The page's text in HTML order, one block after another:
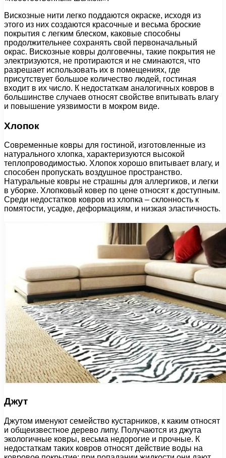
Вискозные нити легко поддаются окраске, исходя из
этого из них создаются красочные и весьма броские
покрытия с легким блеском, каковые способны
продолжительнее сохранять свой первоначальный
окрас. Вискозные ковры долговечны, такие покрытия не
электризуются, не протираются и не сминаются, что
разрешает использовать их в помещениях, где
присутствует большое количество людей, гостиная
входит в их число. К недостаткам аналогичных ковров в
большинстве случаев относят свойстве впитывать влагу
и повышение уязвимости в мокром виде.
Хлопок
Современные ковры для гостиной, изготовленные из
натурального хлопка, характеризуются высокой
теплопроводимостью. Хлопок хорошо впитывает влагу, и
способен пропускать воздушное пространство.
Натуральные ковры не страшны для аллергиков, и легки
в уборке. Хлопковый ковер по цене относят к доступным.
Среди недостатков ковров из хлопка – склонность к
помятости, усадке, деформациям, и низкая эластичность.
Джут
Джутом именуют семейство кустарников, к каким относят
и общеизвестное дерево липу. Получаются из джута
экологичные ковры, весьма недорогие и прочные. К
недостаткам таких ковров относят действие воды на